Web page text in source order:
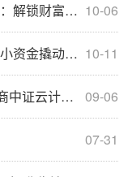
10-06
助力投资腾飞
10-11
撬动大收益
09-06
弱，初灵信息上涨5.1%
07-31